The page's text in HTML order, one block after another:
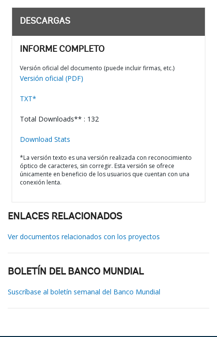
DESCARGAS
INFORME COMPLETO
Versión oficial del documento (puede incluir firmas, etc.)
Versión oficial (PDF)
TXT*
Total Downloads** : 132
Download Stats
*La versión texto es una versión realizada con reconocimiento
óptico de caracteres, sin corregir. Esta versión se ofrece
únicamente en beneficio de los usuarios que cuentan con una
conexión lenta.
ENLACES RELACIONADOS
Ver documentos relacionados con los proyectos
BOLETÍN DEL BANCO MUNDIAL
Suscríbase al boletín semanal del Banco Mundial